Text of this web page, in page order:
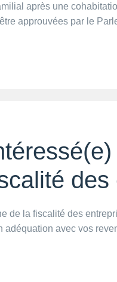
après une
approuvées par le
de la fiscalité des
avec vos